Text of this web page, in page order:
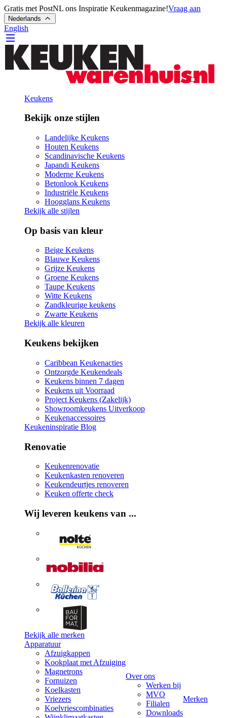
Gratis met PostNL ons Inspiratie Keukenmagazine!Vraag aan
Nederlands
English
Keukens
Bekijk onze stijlen
Landelijke Keukens
Houten Keukens
Scandinavische Keukens
Japandi Keukens
Moderne Keukens
Betonlook Keukens
Industriële Keukens
Hoogglans Keukens
Bekijk alle stijlen
Op basis van kleur
Beige Keukens
Blauwe Keukens
Grijze Keukens
Groene Keukens
Taupe Keukens
Witte Keukens
Zandkleurige keukens
Zwarte Keukens
Bekijk alle kleuren
Keukens bekijken
Caribbean Keukenacties
Ontzorgde Keukendeals
Keukens binnen 7 dagen
Keukens uit Voorraad
Project Keukens (Zakelijk)
Showroomkeukens Uitverkoop
Keukenaccessoires
Keukeninspiratie Blog
Renovatie
Keukenrenovatie
Keukenkasten renoveren
Keukendeurtjes renoveren
Keuken offerte check
Wij leveren keukens van ...
Bekijk alle merken
Apparatuur
Afzuigkappen
Kookplaat met Afzuiging
Magnetrons
Fornuizen
Koelkasten
Vriezers
Koelvriescombinaties
Over ons
Werken bij
MVO
Filialen
Downloads
Merken